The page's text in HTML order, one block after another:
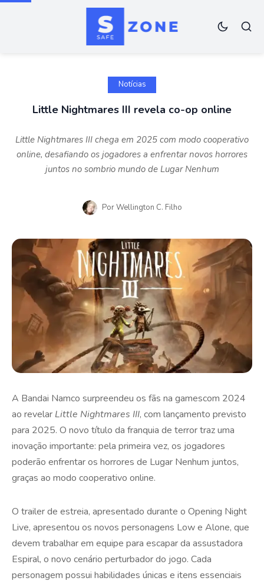
Notícias
Little Nightmares III revela co-op online
Little Nightmares III chega em 2025 com modo cooperativo
online, desafiando os jogadores a enfrentar novos horrores
juntos no sombrio mundo de Lugar Nenhum
PorWellington C. Filho
A Bandai Namco surpreendeu os fãs na gamescom 2024
ao revelar Little Nightmares III, com lançamento previsto
para 2025. O novo título da franquia de terror traz uma
inovação importante: pela primeira vez, os jogadores
poderão enfrentar os horrores de Lugar Nenhum juntos,
graças ao modo cooperativo online.
O trailer de estreia, apresentado durante o Opening Night
Live, apresentou os novos personagens Low e Alone, que
devem trabalhar em equipe para escapar da assustadora
Espiral, o novo cenário perturbador do jogo. Cada
personagem possui habilidades únicas e itens essenciais